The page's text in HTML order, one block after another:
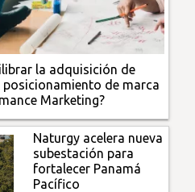
la adquisición de
posicionamiento de marca
Marketing?
Naturgy acelera nueva
subestación para
fortalecer Panamá
Pacífico